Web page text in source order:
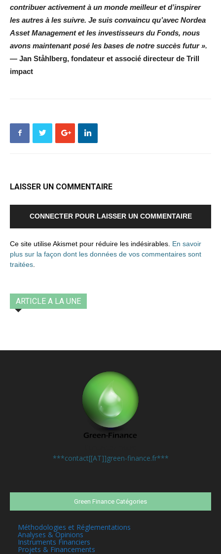
contribuer activement à un monde meilleur et d’inspirer
les autres à les suivre. Je suis convaincu qu’avec Nordea
Asset Management et les investisseurs du Fonds, nous
avons maintenant posé les bases de notre succès futur ».
— Jan Ståhlberg, fondateur et associé directeur de Trill
impact
LAISSER UN COMMENTAIRE
CONNECTER POUR LAISSER UN COMMENTAIRE
Ce site utilise Akismet pour réduire les indésirables. En savoir
plus sur la façon dont les données de vos commentaires sont
traitées
ARTICLE A LA UNE
***contact[[AT]]green-finance.fr***
Green Finance Catégories
Méthodologies et Réglementations
Analyses & Opinions
Instruments Financiers
Projets & Financements